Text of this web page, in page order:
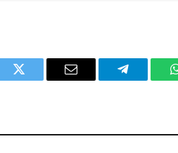
Twitter Email Telegram